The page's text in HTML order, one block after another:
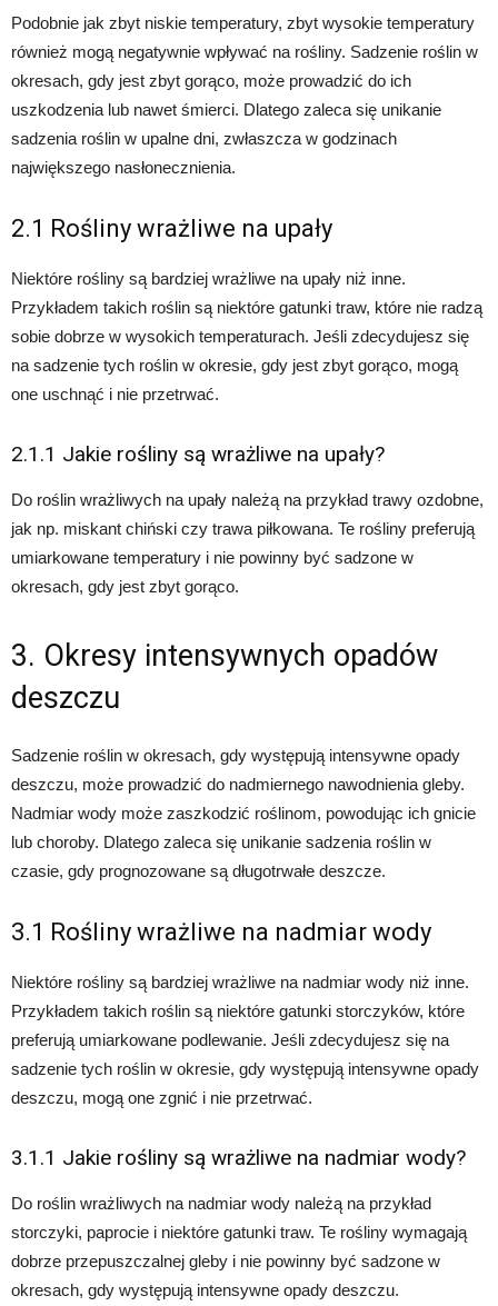
Podobnie jak zbyt niskie temperatury, zbyt wysokie temperatury
również mogą negatywnie wpływać na rośliny. Sadzenie roślin w
okresach, gdy jest zbyt gorąco, może prowadzić do ich
uszkodzenia lub nawet śmierci. Dlatego zaleca się unikanie
sadzenia roślin w upalne dni, zwłaszcza w godzinach
największego nasłonecznienia.
2.1 Rośliny wrażliwe na upały
Niektóre rośliny są bardziej wrażliwe na upały niż inne.
Przykładem takich roślin są niektóre gatunki traw, które nie radzą
sobie dobrze w wysokich temperaturach. Jeśli zdecydujesz się
na sadzenie tych roślin w okresie, gdy jest zbyt gorąco, mogą
one uschnąć i nie przetrwać.
2.1.1 Jakie rośliny są wrażliwe na upały?
Do roślin wrażliwych na upały należą na przykład trawy ozdobne,
jak np. miskant chiński czy trawa piłkowana. Te rośliny preferują
umiarkowane temperatury i nie powinny być sadzone w
okresach, gdy jest zbyt gorąco.
3. Okresy intensywnych opadów
deszczu
Sadzenie roślin w okresach, gdy występują intensywne opady
deszczu, może prowadzić do nadmiernego nawodnienia gleby.
Nadmiar wody może zaszkodzić roślinom, powodując ich gnicie
lub choroby. Dlatego zaleca się unikanie sadzenia roślin w
czasie, gdy prognozowane są długotrwałe deszcze.
3.1 Rośliny wrażliwe na nadmiar wody
Niektóre rośliny są bardziej wrażliwe na nadmiar wody niż inne.
Przykładem takich roślin są niektóre gatunki storczyków, które
preferują umiarkowane podlewanie. Jeśli zdecydujesz się na
sadzenie tych roślin w okresie, gdy występują intensywne opady
deszczu, mogą one zgnić i nie przetrwać.
3.1.1 Jakie rośliny są wrażliwe na nadmiar wody?
Do roślin wrażliwych na nadmiar wody należą na przykład
storczyki, paprocie i niektóre gatunki traw. Te rośliny wymagają
dobrze przepuszczalnej gleby i nie powinny być sadzone w
okresach, gdy występują intensywne opady deszczu.